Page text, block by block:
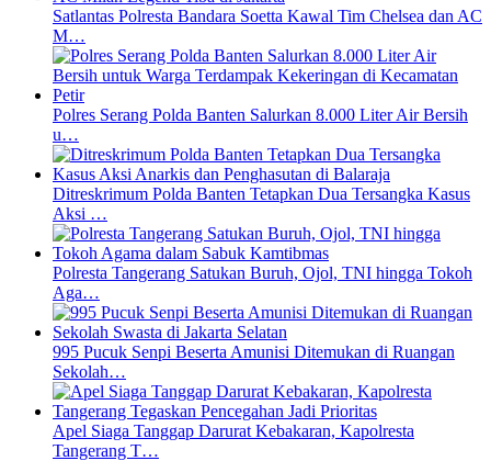
Satlantas Polresta Bandara Soetta Kawal Tim Chelsea dan AC
M…
Polres Serang Polda Banten Salurkan 8.000 Liter Air Bersih
u…
Ditreskrimum Polda Banten Tetapkan Dua Tersangka Kasus
Aksi …
Polresta Tangerang Satukan Buruh, Ojol, TNI hingga Tokoh
Aga…
995 Pucuk Senpi Beserta Amunisi Ditemukan di Ruangan
Sekolah…
Apel Siaga Tanggap Darurat Kebakaran, Kapolresta
Tangerang T…